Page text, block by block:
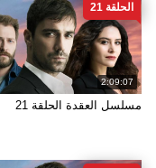
2:09:07
الحلقة 21
مسلسل العقدة الحلقة 21